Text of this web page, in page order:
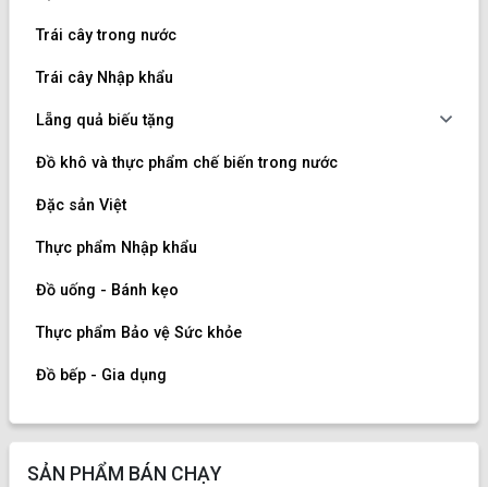
Trái cây trong nước
Trái cây Nhập khẩu
Lẵng quả biếu tặng
Đồ khô và thực phẩm chế biến trong nước
Đặc sản Việt
Thực phẩm Nhập khẩu
Đồ uống - Bánh kẹo
Thực phẩm Bảo vệ Sức khỏe
Đồ bếp - Gia dụng
SẢN PHẨM BÁN CHẠY